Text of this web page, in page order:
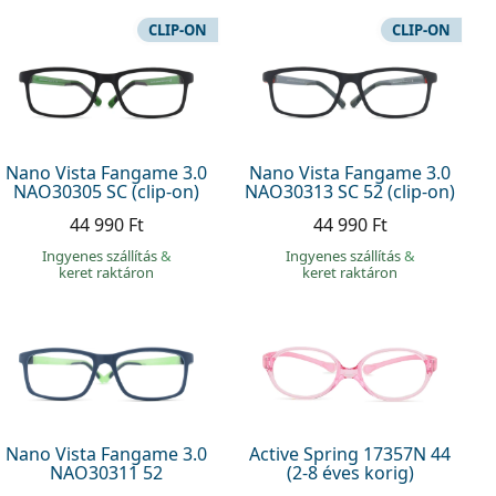
Nano Vista Fangame 3.0
NAO30305 SC (clip-on)
CLIP-ON
44 990 Ft
Ingyenes szállítás&
keret raktáron
Nano Vista Fangame 3.0
NAO30313 SC 52 (clip-on)
CLIP-ON
44 990 Ft
Ingyenes szállítás&
keret raktáron
Nano Vista Fangame 3.0
NAO30311 52
Active Spring 17357N 44
(2-8 éves korig)